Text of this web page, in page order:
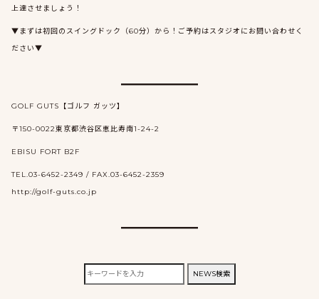
上達させましょう！
▼まずは初回のスイングドック（60分）から！ご予約はスタジオにお問い合わせく
ださい▼
GOLF GUTS【ゴルフ ガッツ】
〒150-0022東京都渋谷区恵比寿南1-24-2
EBISU FORT B2F
TEL.03-6452-2349 / FAX.03-6452-2359
http://golf-guts.co.jp
検
索:
NEWS検索